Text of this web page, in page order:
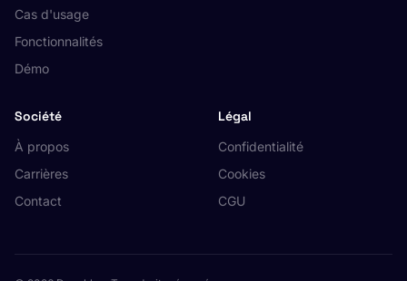
Cas d'usage
Fonctionnalités
Démo
Société
À propos
Carrières
Contact
Légal
Confidentialité
Cookies
CGU